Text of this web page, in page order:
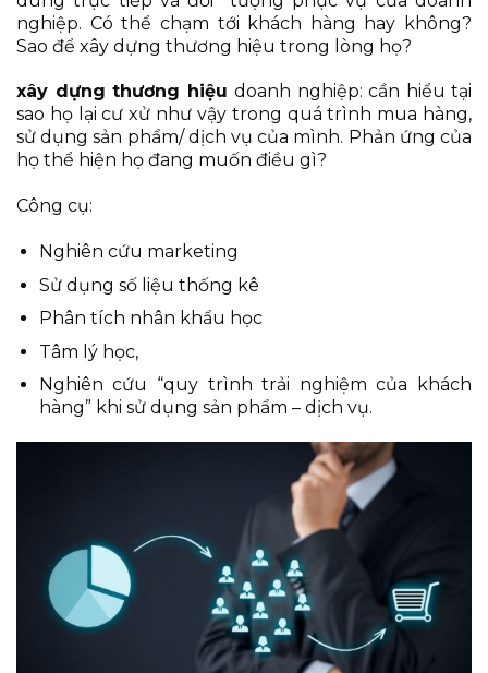
nghiệp. Có thể chạm tới khách hàng hay không?
Sao để xây dựng thương hiệu trong lòng họ?
xây dựng thương hiệu doanh nghiệp: cần hiểu tại
sao họ lại cư xử như vậy trong quá trình mua hàng,
sử dụng sản phẩm/ dịch vụ của mình. Phản ứng của
họ thể hiện họ đang muốn điều gì?
Công cụ:
Nghiên cứu marketing
Sử dụng số liệu thống kê
Phân tích nhân khẩu học
Tâm lý học,
Nghiên cứu “quy trình trải nghiệm của khách
hàng” khi sử dụng sản phẩm – dịch vụ.